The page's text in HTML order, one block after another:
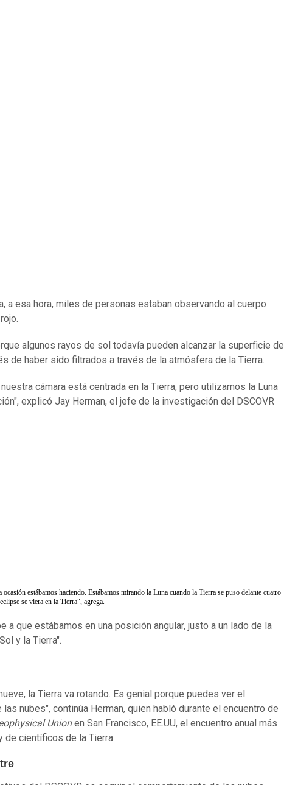
a esa hora, miles de personas estaban observando al cuerpo
algunos rayos de sol todavía pueden alcanzar la superficie de
de haber sido filtrados a través de la atmósfera de la Tierra.
cámara está centrada en la Tierra, pero utilizamos la Luna
explicó Jay Herman, el jefe de la investigación del DSCOVR
ocasión estábamos haciendo. Estábamos mirando la Luna cuando la Tierra se puso delante cuatro
se viera en la Tierra", agrega.
a que estábamos en una posición angular, justo a un lado de la
y la Tierra".
la Tierra va rotando. Es genial porque puedes ver el
nubes", continúa Herman, quien habló durante el encuentro de
Unionen San Francisco, EE.UU, el encuentro anual más
de científicos de la Tierra.